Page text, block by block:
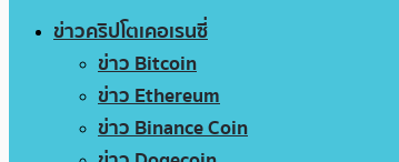
ข่าวคริปโตเคอเรนซี่
ข่าว Bitcoin
ข่าว Ethereum
ข่าว Binance Coin